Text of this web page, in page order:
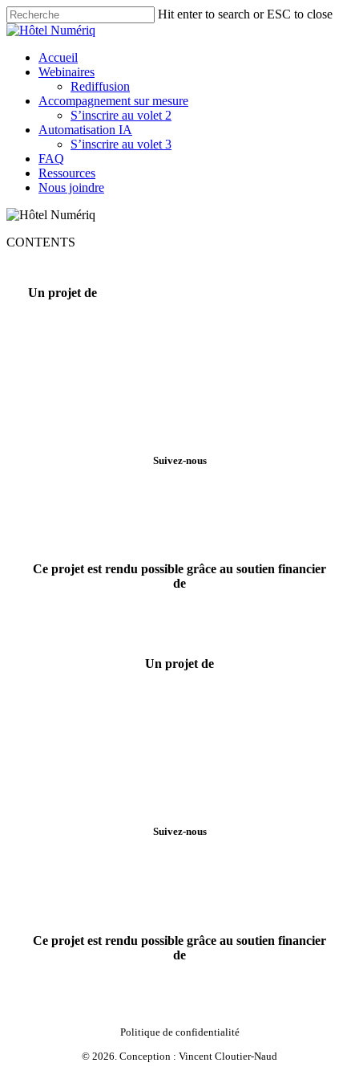
Skip
to
content
Hit enter to search or ESC to close
Close
Menu
Accueil
Webinaires
Rediffusion
Accompagnement sur mesure
S’inscrire au volet 2
Automatisation IA
S’inscrire au volet 3
FAQ
Ressources
Nous joindre
CONTENTS
Un projet de
Suivez-nous
Ce projet est rendu possible grâce au soutien financier
de
Un projet de
Suivez-nous
Ce projet est rendu possible grâce au soutien financier
de
Politique de confidentialité
© 2026 . Conception : Vincent Cloutier-Naud